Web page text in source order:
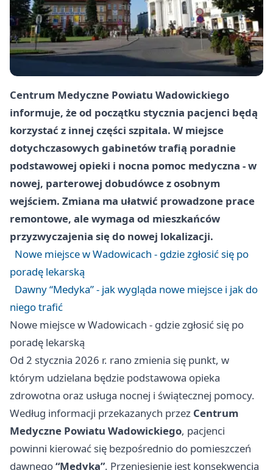
Centrum Medyczne Powiatu Wadowickiego
informuje, że od początku stycznia pacjenci będą
korzystać z innej części szpitala. W miejsce
dotychczasowych gabinetów trafią poradnie
podstawowej opieki i nocna pomoc medyczna - w
nowej, parterowej dobudówce z osobnym
wejściem. Zmiana ma ułatwić prowadzone prace
remontowe, ale wymaga od mieszkańców
przyzwyczajenia się do nowej lokalizacji.
Nowe miejsce w Wadowicach - gdzie zgłosić się po
poradę lekarską
Dawny “Medyka” - jak wygląda nowe miejsce i jak do
niego trafić
Nowe miejsce w Wadowicach - gdzie zgłosić się po
poradę lekarską
Od 2 stycznia 2026 r. rano zmienia się punkt, w
którym udzielana będzie podstawowa opieka
zdrowotna oraz usługa nocnej i świątecznej pomocy.
Według informacji przekazanych przez Centrum
Medyczne Powiatu Wadowickiego, pacjenci
powinni kierować się bezpośrednio do pomieszczeń
dawnego“Medyka”. Przeniesienie jest konsekwencją